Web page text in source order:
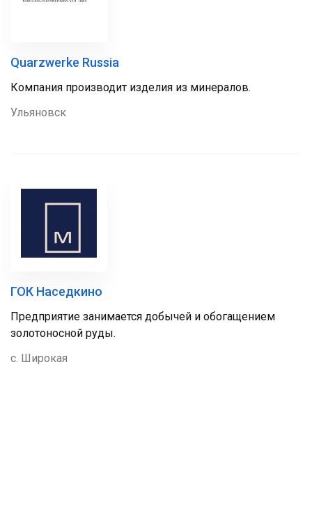
Quarzwerke Russia
Компания производит изделия из минералов.
Ульяновск
ГОК Наседкино
Предприятие занимается добычей и обогащением
золотоносной руды.
с. Широкая